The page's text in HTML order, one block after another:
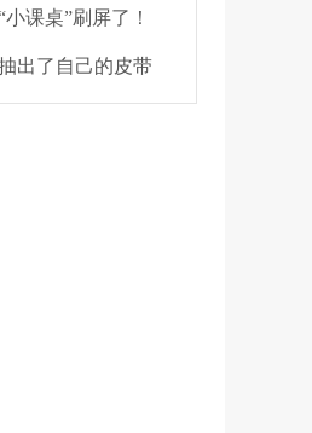
课桌”刷屏了！
出了自己的皮带